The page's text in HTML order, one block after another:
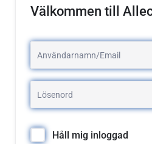
Välkommen till
Håll mig inloggad